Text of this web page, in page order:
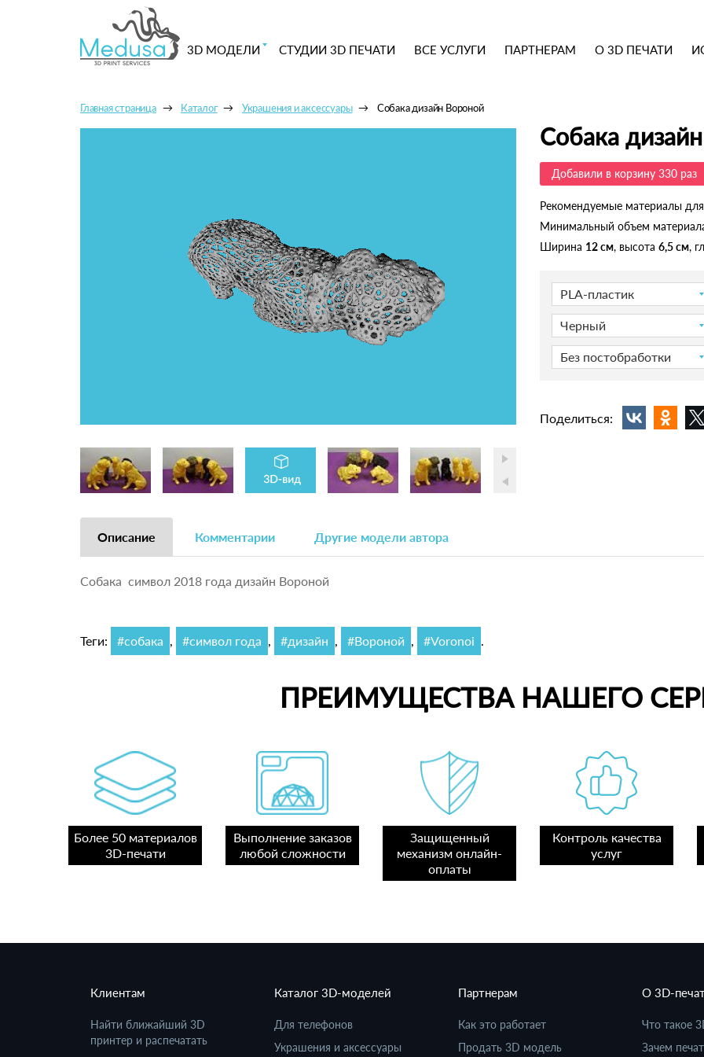
3D МОДЕЛИ СТУДИИ 3D ПЕЧАТИ ВСЕ УСЛУГИ ПАРТНЕРАМ О 3D ПЕЧАТИ
Главная страница Каталог Украшения и аксессуары Собака дизайн Вороной
Собака
Добавили в корзину 330 раз
Рекомендуемые материалы
Минимальный объем
Ширина 12 см, высота 6,5 см,
PLA-пластик
Черный
Без постобработки
Поделиться:
Описание Комментарии Другие модели автора
Собака символ 2018 года дизайн Вороной
Теги: #собака , #символ года , #дизайн , #Вороной , #Voronoi .
ПРЕИМУЩЕСТВА НАШЕГО
Более 50 материалов
3D-печати
Выполнение заказов
любой сложности
Защищенный
механизм онлайн-
оплаты
Контроль качества
услуг
Клиентам
Найти ближайший 3D
принтер и распечатать
Каталог 3D-моделей
Для телефонов
Украшения и аксессуары
Партнерам
Как это работает
Продать 3D модель
О 3D-
Что такое
Зачем